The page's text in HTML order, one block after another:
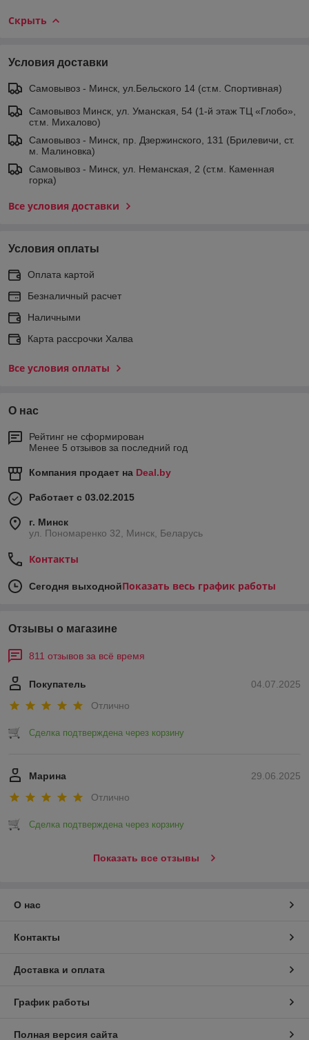
Скрыть
Условия доставки
Самовывоз - Минск, ул.Бельского 14 (ст.м. Спортивная)
Самовывоз Минск, ул. Уманская, 54 (1-й этаж ТЦ «Глобо»,
ст.м. Михалово)
Самовывоз - Минск, пр. Дзержинского, 131 (Брилевичи, ст.
м. Малиновка)
Самовывоз - Минск, ул. Неманская, 2 (ст.м. Каменная
горка)
Все условия доставки
Условия оплаты
Оплата картой
Безналичный расчет
Наличными
Карта рассрочки Халва
Все условия оплаты
О нас
Рейтинг не сформирован
Менее 5 отзывов за последний год
Компания продает на Deal.by
Работает с 03.02.2015
г. Минск
ул. Пономаренко 32, Минск, Беларусь
Контакты
Сегодня выходнойПоказать весь график работы
Отзывы о магазине
811 отзывов за всё время
04.07.2025
Покупатель
Отлично
Сделка подтверждена через корзину
29.06.2025
Марина
Отлично
Сделка подтверждена через корзину
Показать все отзывы
О нас
Контакты
Доставка и оплата
График работы
Полная версия сайта